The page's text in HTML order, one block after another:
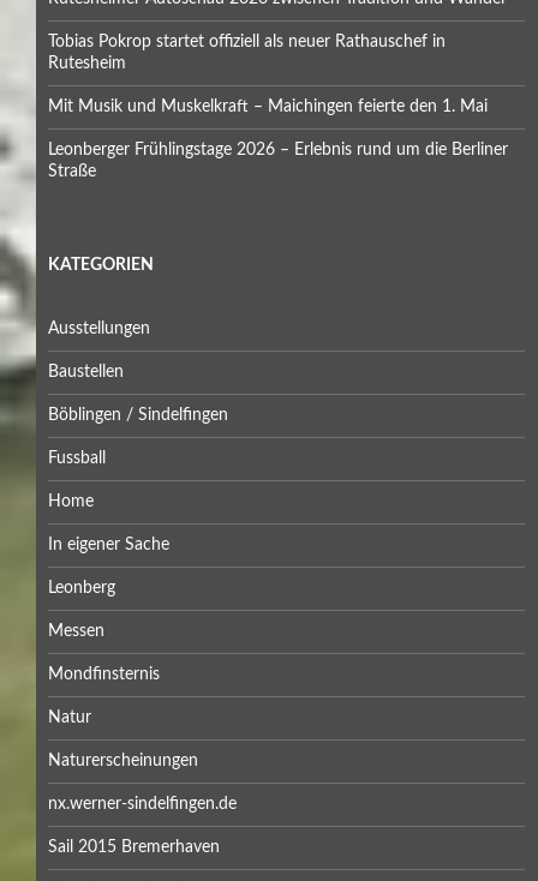
Tobias Pokrop startet offiziell als neuer Rathauschef in
Rutesheim
Mit Musik und Muskelkraft – Maichingen feierte den 1. Mai
Leonberger Frühlingstage 2026 – Erlebnis rund um die Berliner
Straße
KATEGORIEN
Ausstellungen
Baustellen
Böblingen / Sindelfingen
Fussball
Home
In eigener Sache
Leonberg
Messen
Mondfinsternis
Natur
Naturerscheinungen
nx.werner-sindelfingen.de
Sail 2015 Bremerhaven